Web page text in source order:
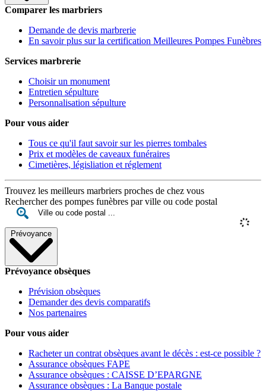
Comparer les marbriers
Demande de devis marbrerie
En savoir plus sur la certification Meilleures Pompes Funèbres
Services marbrerie
Choisir un monument
Entretien sépulture
Personnalisation sépulture
Pour vous aider
Tous ce qu'il faut savoir sur les pierres tombales
Prix et modèles de caveaux funéraires
Cimetières, législiation et réglement
Trouvez les meilleurs marbriers proches de chez vous
Rechercher des pompes funèbres par ville ou code postal
Prévoyance
Prévoyance obsèques
Prévision obsèques
Demander des devis comparatifs
Nos partenaires
Pour vous aider
Racheter un contrat obsèques avant le décès : est-ce possible ?
Assurance obsèques FAPE
Assurance obsèques : CAISSE D’EPARGNE
Assurance obsèques : La Banque postale